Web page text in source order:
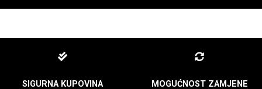
SIGURNA KUPOVINA MOGUĆNOST ZAMJENE